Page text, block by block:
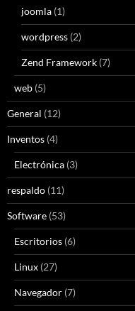
joomla (1)
wordpress (2)
Zend Framework (7)
web (5)
General (12)
Inventos (4)
Electrónica (3)
respaldo (11)
Software (53)
Escritorios (6)
Linux (27)
Navegador (7)